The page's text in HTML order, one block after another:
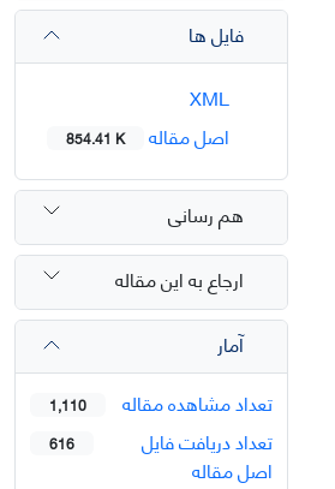
فایل ها
اصل مقاله
854.41 K
هم رسانی
ارجاع به این مقاله
آمار
تعداد مشاهده مقاله
1,110
تعداد دریافت فایل
اصل مقاله
616